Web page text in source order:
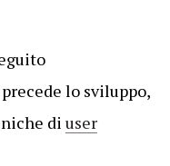
lo sviluppo,
di user